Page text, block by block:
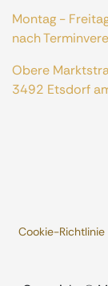
Montag -
nach
Obere
3492 Etsdorf
Cookie-Richtlinie